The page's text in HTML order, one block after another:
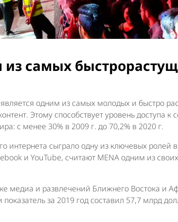
самых
одним из самых молодых и быстро
Этому способствует уровень доступа к
с менее 30% в 2009 г. до 70,2% в 2020 г.
интернета сыграло одну из ключевых ролей
и YouTube, считают MENA одним из
медиа и развлечений Ближнего Востока и
за 2019 год составил 57,7 млрд